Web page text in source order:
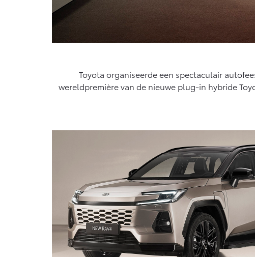
Toyota organiseerde een spectaculair
wereldpremière van de nieuwe plug-in hybride